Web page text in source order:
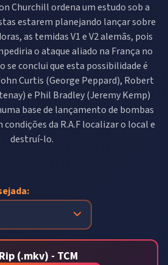
Churchill ordena um estudo sob a
estarem planejando lançar sobre
as temidas V1 e V2 alemãs, pois
o ataque aliado na França no
se conclui que esta possibilidade é
Curtis (George Peppard), Robert
e Phil Bradley (Jeremy Kemp)
base de lançamento de bombas
da R.A.F localizar o local e
destruí-lo.
(.mkv) - TCM